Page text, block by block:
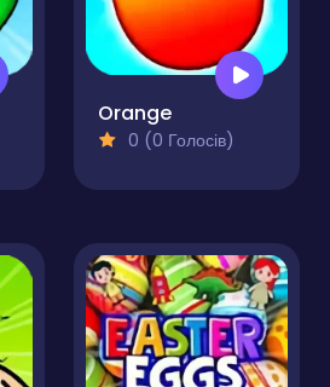
Orange
0 (0 Голосів)